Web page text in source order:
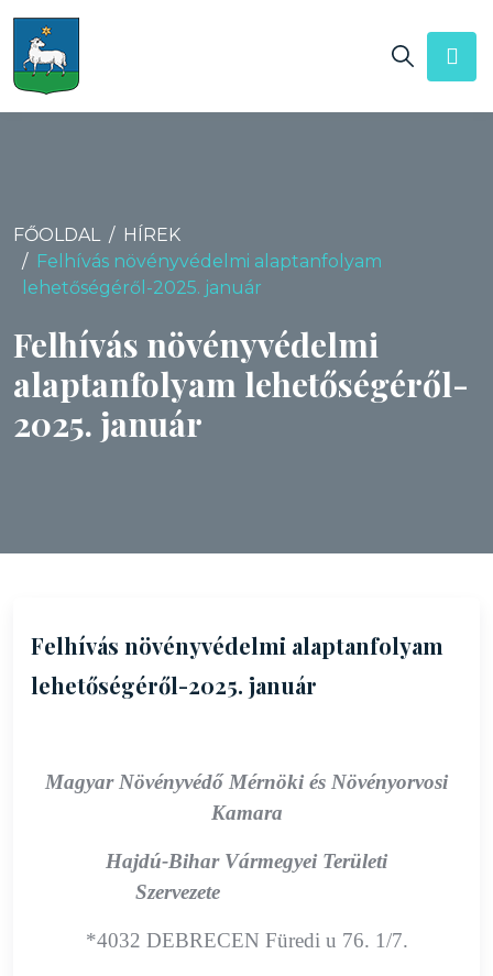
FŐOLDAL
HÍREK
Felhívás növényvédelmi alaptanfolyam
lehetőségéről-2025. január
Felhívás növényvédelmi
alaptanfolyam lehetőségéről-
2025. január
Felhívás növényvédelmi alaptanfolyam
lehetőségéről-2025. január
Magyar Növényvédő Mérnöki és Növényorvosi
Kamara
Hajdú-Bihar Vármegyei Területi
Szervezete
*4032 DEBRECEN Füredi u 76. 1/7.